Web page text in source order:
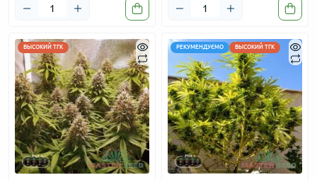
ВЫСОКИЙ ТГК РЕКУМЕНДУЄМО ВЫСОКИЙ ТГК